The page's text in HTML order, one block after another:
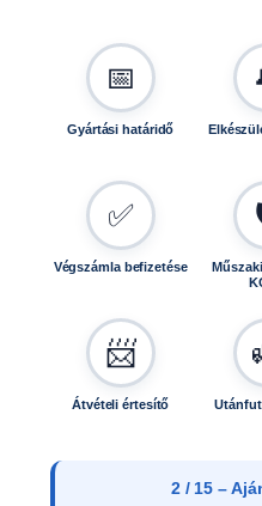
📅
Gyártási határidő
✅
Végszámla befizetése
📨
Átvételi értesítő
3 / 15 –